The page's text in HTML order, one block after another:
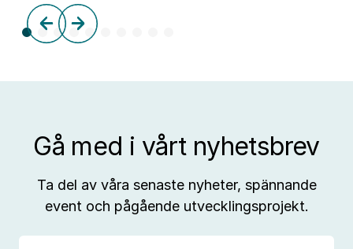
Gå med i vårt nyhetsbrev
Ta del av våra senaste nyheter, spännande
event och pågående utvecklingsprojekt.